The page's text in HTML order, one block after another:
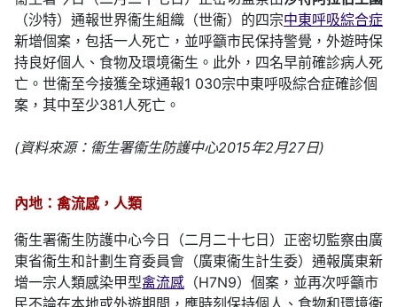
（沙特）通報世界衞生組織（世衞）的四宗中東呼吸綜合症
新增個案，包括一人死亡，並呼籲市民保持警覺，外遊時保
持良好個人、食物及環境衞生。此外，四名早前確診病人死
亡。世衞至今接獲全球通報1 030宗中東呼吸綜合症確診個
案，其中至少381人死亡。
(資料來源：衞生署衞生防護中心2015年2月27日)
內地：禽流感，人類
衞生署衞生防護中心今日（二月二十七日）正密切監察由廣
東省衞生和計劃生育委員會（廣東衞生計生委）通報廣東新
增一宗人類感染甲型禽流感 （H7N9）個案，並再次呼籲市